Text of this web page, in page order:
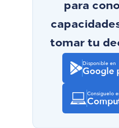
para
tomar tu
Disponible en
Google
Consíguelo